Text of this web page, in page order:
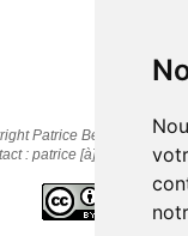
Patrice Bernard ©
: patrice [à]